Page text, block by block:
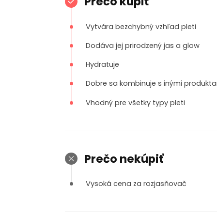
Vytvára bezchybný vzhľad pleti
Dodáva jej prirodzený jas a glow
Hydratuje
Dobre sa kombinuje s inými
Vhodný pre všetky typy pleti
Prečo nekúpiť
Vysoká cena za rozjasňovač